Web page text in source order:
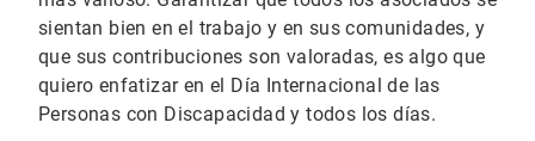
sientan bien en el trabajo y en sus comunidades, y
que sus contribuciones son valoradas, es algo que
quiero enfatizar en el Día Internacional de las
Personas con Discapacidad y todos los días.